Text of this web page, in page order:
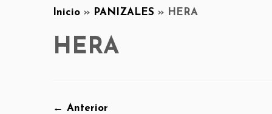
Inicio » PANIZALES » HERA
HERA
← Anterior